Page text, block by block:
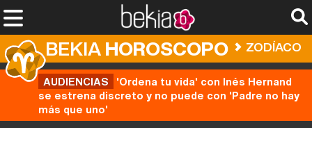
BEKIAHOROSCOPO ZODÍACO
AUDIENCIAS 'Ordena tu vida' con Inés Hernand
se estrena discreto y no puede con 'Padre no hay
más que uno'